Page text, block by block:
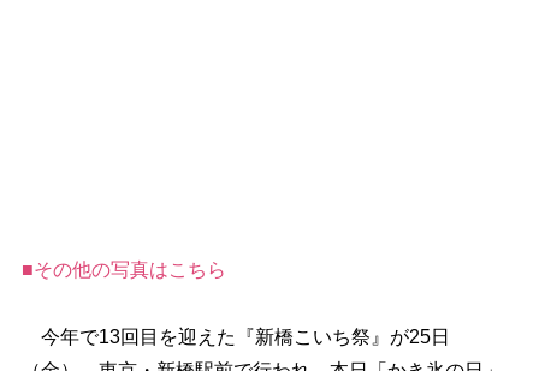
■その他の写真はこちら
今年で13回目を迎えた『新橋こいち祭』が25日